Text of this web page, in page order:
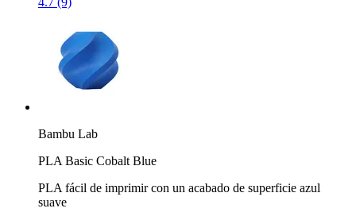
Bambu Lab
PLA Basic Cobalt Blue
PLA fácil de imprimir con un acabado de superficie azul
suave